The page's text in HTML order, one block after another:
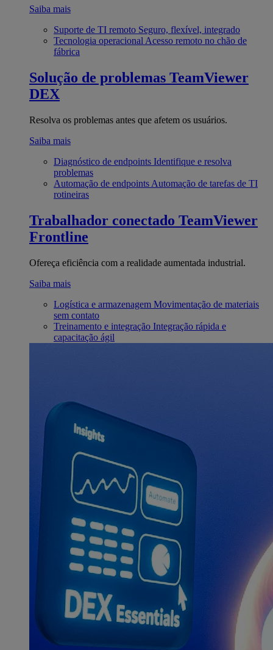
Saiba mais
Suporte de TI remoto Seguro, flexível, integrado
Tecnologia operacional Acesso remoto no chão de
fábrica
Solução de problemas TeamViewer
DEX
Resolva os problemas antes que afetem os usuários.
Saiba mais
Diagnóstico de endpoints Identifique e resolva
problemas
Automação de endpoints Automação de tarefas de TI
rotineiras
Trabalhador conectado TeamViewer
Frontline
Ofereça eficiência com a realidade aumentada industrial.
Saiba mais
Logística e armazenagem Movimentação de materiais
sem contato
Treinamento e integração Integração rápida e
capacitação ágil